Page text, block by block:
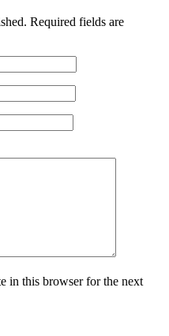
Required fields are
in this browser for the next